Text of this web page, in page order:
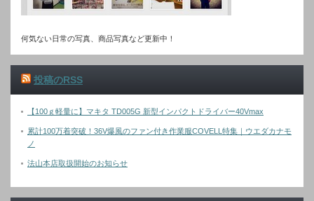
何気ない日常の写真、商品写真など更新中！
投稿のRSS
【100ｇ軽量に】マキタ TD005G 新型インパクトドライバー40Vmax
累計100万着突破！36V爆風のファン付き作業服COVELL特集｜ウエダカナモ
ノ
法山本店取扱開始のお知らせ